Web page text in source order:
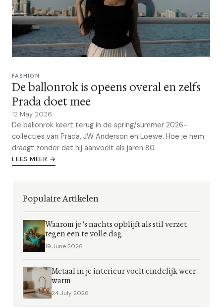
FASHION
De ballonrok is opeens overal en zelfs
Prada doet mee
12 May 2026
De ballonrok keert terug in de spring/summer 2026-
collecties van Prada, JW Anderson en Loewe. Hoe je hem
draagt zonder dat hij aanvoelt als jaren 80.
LEES MEER →
Populaire Artikelen
Waarom je 's nachts opblijft als stil verzet
tegen een te volle dag
19 June 2026
Metaal in je interieur voelt eindelijk weer
warm
24 July 2026